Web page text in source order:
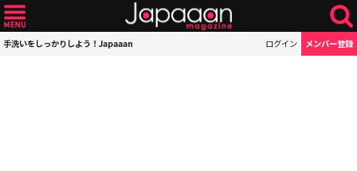
手洗いをしっかりしよう！Japaaan ログイン メンバー登録